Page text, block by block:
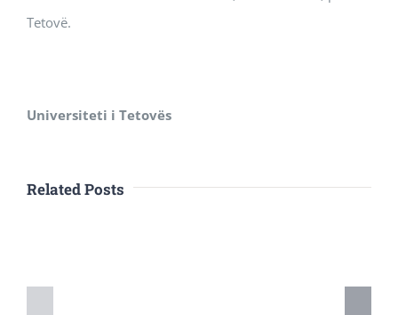
Tetovë.
Universiteti i Tetovës
Related Posts